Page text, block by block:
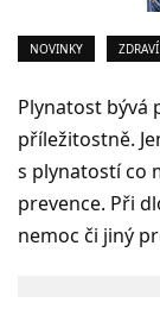
NOVINKY ZDRAVÍ
Plynatost bývá
příležitostně.
s plynatostí co
prevence. Při
nemoc či jiný